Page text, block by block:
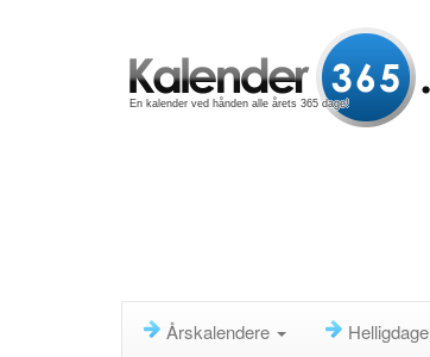
En kalender ved hånden alle årets 365 dage!
Årskalendere Helligdage